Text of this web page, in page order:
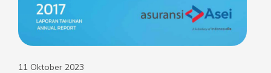
11 Oktober 2023